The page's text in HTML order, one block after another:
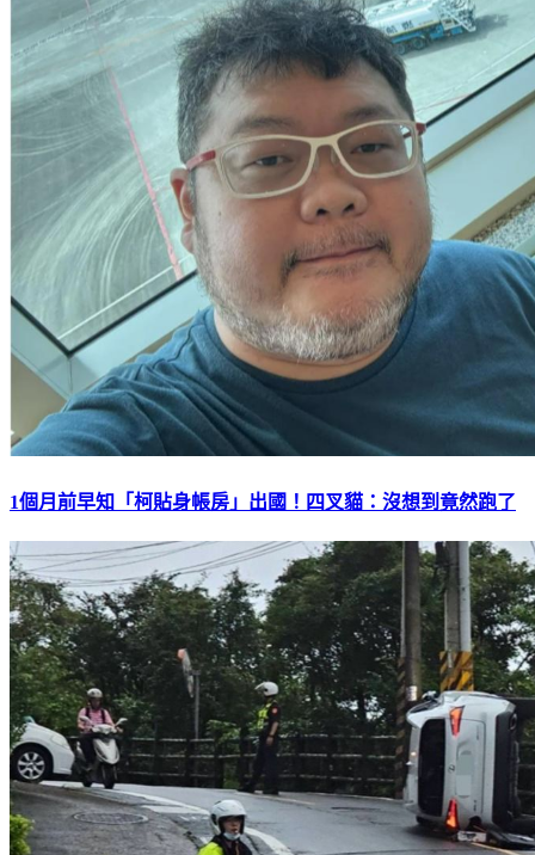
1個月前早知「柯貼身帳房」出國！四叉貓：沒想到竟然跑了